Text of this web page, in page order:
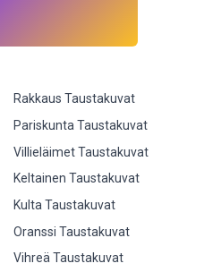
Rakkaus Taustakuvat
Pariskunta Taustakuvat
Villieläimet Taustakuvat
Keltainen Taustakuvat
Kulta Taustakuvat
Oranssi Taustakuvat
Vihreä Taustakuvat